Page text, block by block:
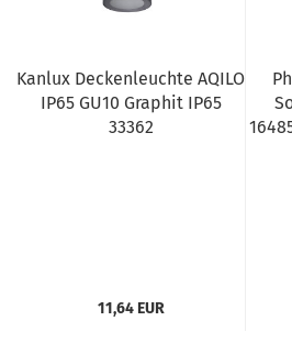
Kanlux Deckenleuchte AQILO
IP65 GU10 Graphit IP65
33362
11,64 EUR